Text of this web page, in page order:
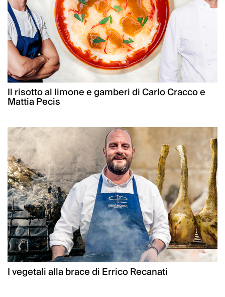
Il risotto al limone e gamberi di Carlo Cracco e
Mattia Pecis
I vegetali alla brace di Errico Recanati